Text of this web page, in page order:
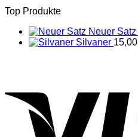
Top Produkte
Neuer Satz
Silvaner 15,00